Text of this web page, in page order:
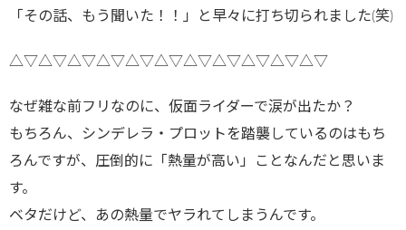
「その話、もう聞いた！！」と早々に打ち切られました(笑)
△▽△▽△▽△▽△▽△▽△▽△▽△▽△▽△▽
なぜ雑な前フリなのに、仮面ライダーで涙が出たか？
もちろん、シンデレラ・プロットを踏襲しているのはもち
ろんですが、圧倒的に「熱量が高い」ことなんだと思いま
す。
ベタだけど、あの熱量でヤラれてしまうんです。